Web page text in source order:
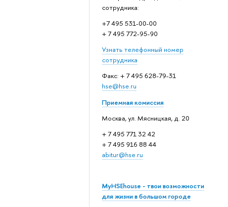
сотрудника:
+7 495 531-00-00
+ 7 495 772-95-90
Узнать телефонный номер
сотрудника
Факс: + 7 495 628-79-31
hse@hse.ru
Приемная комиссия
Москва, ул. Мясницкая, д. 20
+ 7 495 771 32 42
+ 7 495 916 88 44
abitur@hse.ru
MyHSEhouse - твои возможности
для жизни в большом городе